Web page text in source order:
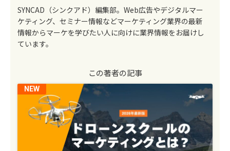
SYNCAD（シンクアド）編集部。Web広告やデジタルマー
ケティング、セミナー情報などマーケティング業界の最新
情報からマーケを学びたい人に向けに業界情報をお届けし
ています。
この著者の記事
NEW